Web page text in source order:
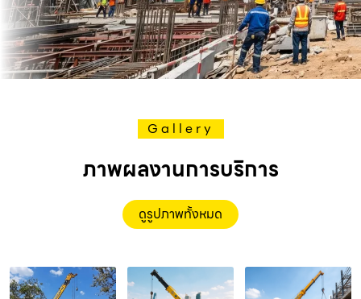
Gallery
ภาพผลงานการบริการ
ดูรูปภาพทั้งหมด